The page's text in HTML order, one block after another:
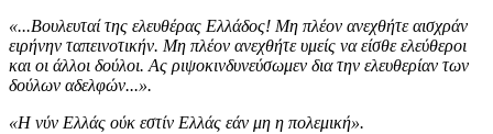
«...Βουλευταί της ελευθέρας Ελλάδος! Μη πλέον ανεχθήτε αισχράν
ειρήνην ταπεινοτικήν. Μη πλέον ανεχθήτε υμείς να είσθε ελεύθεροι
και οι άλλοι δούλοι. Ας ριψοκινδυνεύσωμεν δια την ελευθερίαν των
δούλων αδελφών...».
«Η νύν Ελλάς ούκ εστίν Ελλάς εάν μη η πολεμική».